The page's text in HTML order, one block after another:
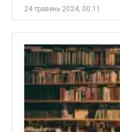
24 травень 2024, 00:11